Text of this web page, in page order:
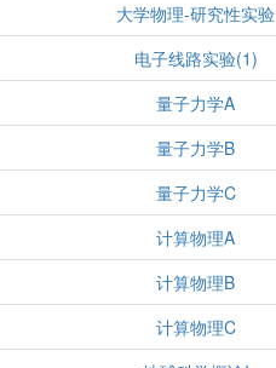
大学物理-研究性实验
电子线路实验(1)
量子力学A
量子力学B
量子力学C
计算物理A
计算物理B
计算物理C